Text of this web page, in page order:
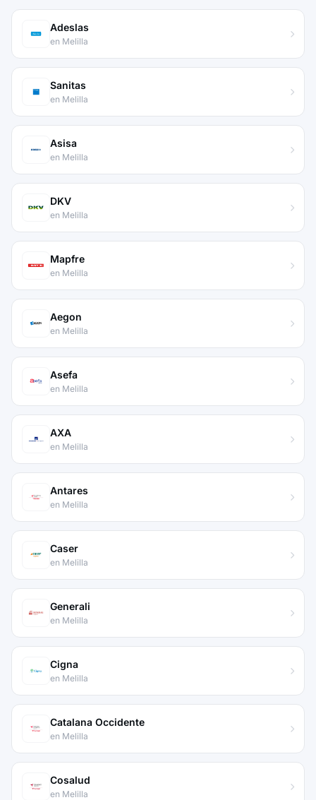
Adeslas
en Melilla
Sanitas
en Melilla
Asisa
en Melilla
DKV
en Melilla
Mapfre
en Melilla
Aegon
en Melilla
Asefa
en Melilla
AXA
en Melilla
Antares
en Melilla
Caser
en Melilla
Generali
en Melilla
Cigna
en Melilla
Catalana Occidente
en Melilla
Cosalud
en Melilla